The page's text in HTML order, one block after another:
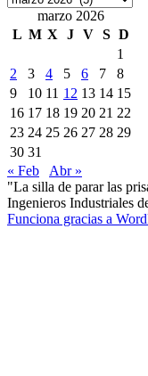
marzo 2026
L M X J V S D
1
2
3 4 5 6 7
8
9
10 11 12 13 14 15
16 17 18 19 20 21 22
23 24 25 26 27 28 29
30 31
« Feb
Abr »
"La silla de parar las
Ingenieros Industriales
Funciona gracias a